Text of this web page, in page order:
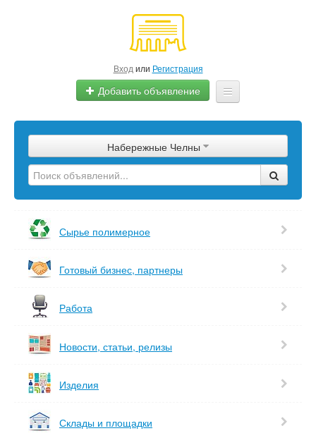
Вход или Регистрация
Добавить объявление
Сырье
Изделия
Еще
Набережные Челны
Сырье полимерное
Готовый бизнес, партнеры
Работа
Новости, статьи, релизы
Изделия
Склады и площадки